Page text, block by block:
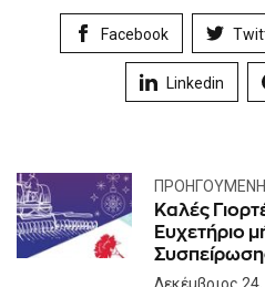
Facebook
Linkedin
Καλές
Ευχετήριο
Δεκέμβριος